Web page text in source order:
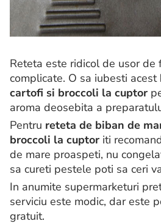
Reteta este ridicol de usor de
complicate. O sa iubesti acest
cartofi si broccoli la cuptor
aroma deosebita a
Pentru reteta de biban de
broccoli la cuptor iti
de mare proaspeti, nu
sa cureti pestele poti sa ceri
In anumite supermarketuri
serviciu este modic, dar este
gratuit.